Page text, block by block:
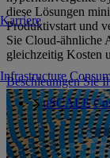
Infrastructure
uSCALE
Karriere
diese Lösungen
Produktivstart und
Sie Cloud-ähnliche
gleichzeitig Kosten
Beschleunigen Sie